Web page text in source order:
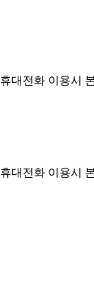
휴대전화 이용시
휴대전화 이용시